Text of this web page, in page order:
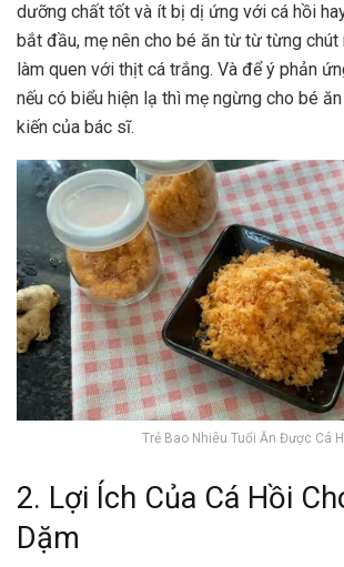
dưỡng chất tốt và ít bị dị ứng với cá hồi
bắt đầu, mẹ nên cho bé ăn từ từ từng
làm quen với thịt cá trắng. Và để ý phản
nếu có biểu hiện lạ thì mẹ ngừng cho bé
kiến của bác sĩ.
Trẻ Bao Nhiêu Tuổi Ăn Được Cá
2. Lợi Ích Của Cá Hồi
Dặm